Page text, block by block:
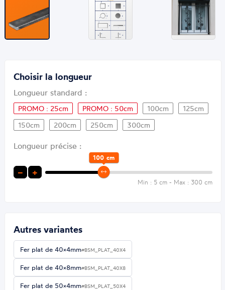
Choisir la longueur
Longueur standard :
PROMO : 25cm PROMO : 50cm 100cm
125cm
150cm
200cm 250cm 300cm
Longueur précise :
− +
100 cm
Min : 5 cm - Max : 300 cm
Autres variantes
Fer plat de 40×4mm#BSM_PLAT_40X4
Fer plat de 40×8mm#BSM_PLAT_40X8
Fer plat de 50×4mm#BSM_PLAT_50X4